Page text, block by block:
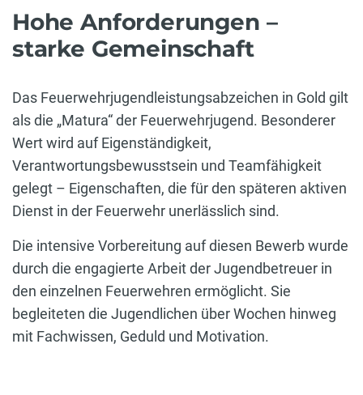
Hohe Anforderungen –
starke Gemeinschaft
Das Feuerwehrjugendleistungsabzeichen in Gold gilt
als die „Matura“ der Feuerwehrjugend. Besonderer
Wert wird auf Eigenständigkeit,
Verantwortungsbewusstsein und Teamfähigkeit
gelegt – Eigenschaften, die für den späteren aktiven
Dienst in der Feuerwehr unerlässlich sind.
Die intensive Vorbereitung auf diesen Bewerb wurde
durch die engagierte Arbeit der Jugendbetreuer in
den einzelnen Feuerwehren ermöglicht. Sie
begleiteten die Jugendlichen über Wochen hinweg
mit Fachwissen, Geduld und Motivation.